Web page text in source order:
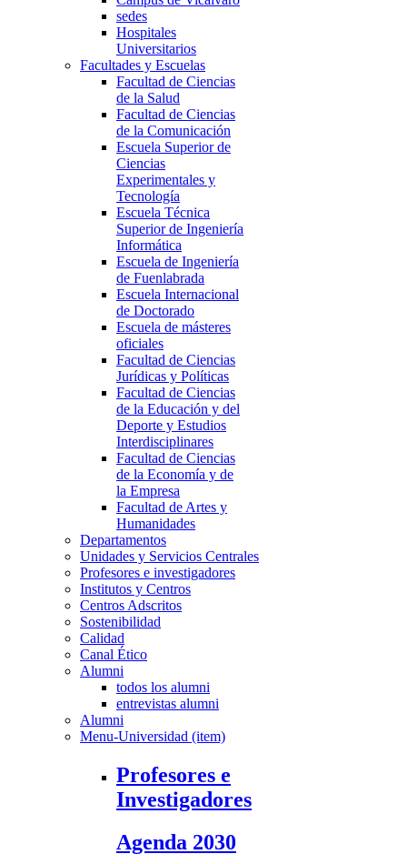
sedes
Hospitales
Universitarios
Facultades y Escuelas
Facultad de Ciencias
de la Salud
Facultad de Ciencias
de la Comunicación
Escuela Superior de
Ciencias
Experimentales y
Tecnología
Escuela Técnica
Superior de Ingeniería
Informática
Escuela de Ingeniería
de Fuenlabrada
Escuela Internacional
de Doctorado
Escuela de másteres
oficiales
Facultad de Ciencias
Jurídicas y Políticas
Facultad de Ciencias
de la Educación y del
Deporte y Estudios
Interdisciplinares
Facultad de Ciencias
de la Economía y de
la Empresa
Facultad de Artes y
Humanidades
Departamentos
Unidades y Servicios Centrales
Profesores e investigadores
Institutos y Centros
Centros Adscritos
Sostenibilidad
Calidad
Canal Ético
Alumni
todos los alumni
entrevistas alumni
Alumni
Menu-Universidad (item)
Profesores e
Investigadores
Agenda 2030